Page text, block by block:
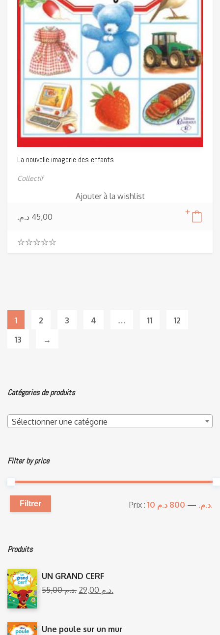
La nouvelle imagerie des enfants
Collectif
Ajouter à la wishlist
45,00 د.م.
o
1 2 3 4 … 11
12
13
→
Catégories de produits
Sélectionner une catégorie
Filter by price
Filtrer Prix : 10 د.م. — 800 د.م.
Produits
UN GRAND CERF
55,00
د.م. 29,00 د.م.
Une poule sur un mur